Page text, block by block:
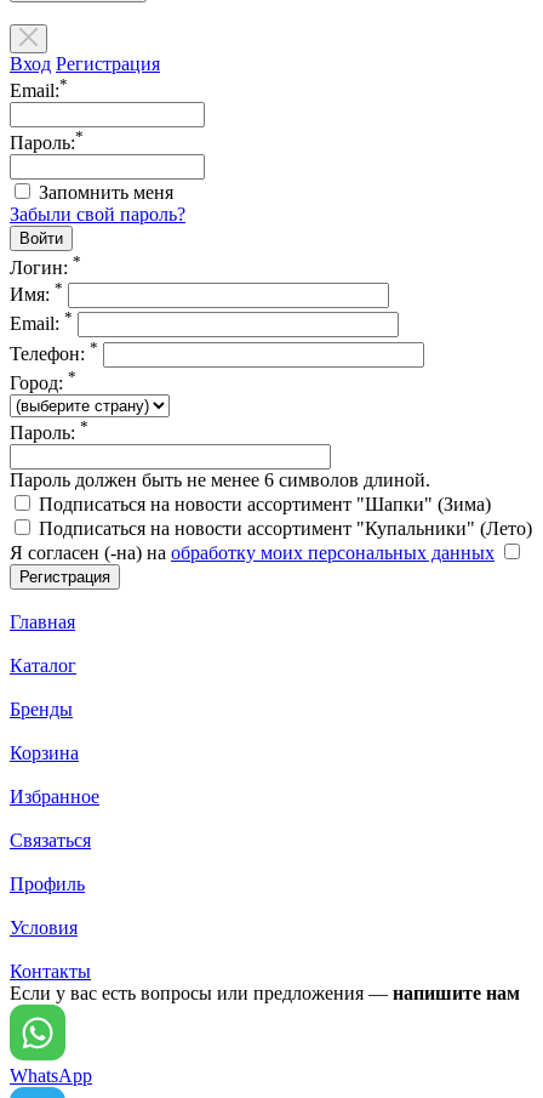
Вход Регистрация
Email:*
Пароль:*
Запомнить меня
Забыли свой пароль?
Логин: *
Имя: *
Email: *
Телефон: *
Город: *
Пароль: *
Пароль должен быть не менее 6 символов длиной.
Подписаться на новости ассортимент "Шапки" (Зима)
Подписаться на новости ассортимент "Купальники" (Лето)
Я согласен (-на) на обработку моих персональных данных
Главная
Каталог
Бренды
Корзина
Избранное
Связаться
Профиль
Условия
Контакты
Если у вас есть вопросы или предложения — напишите нам
WhatsApp